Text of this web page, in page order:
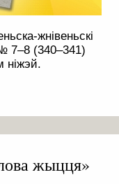
жнівеньскі
7–8 (340–341)
ніжэй.
жыцця»